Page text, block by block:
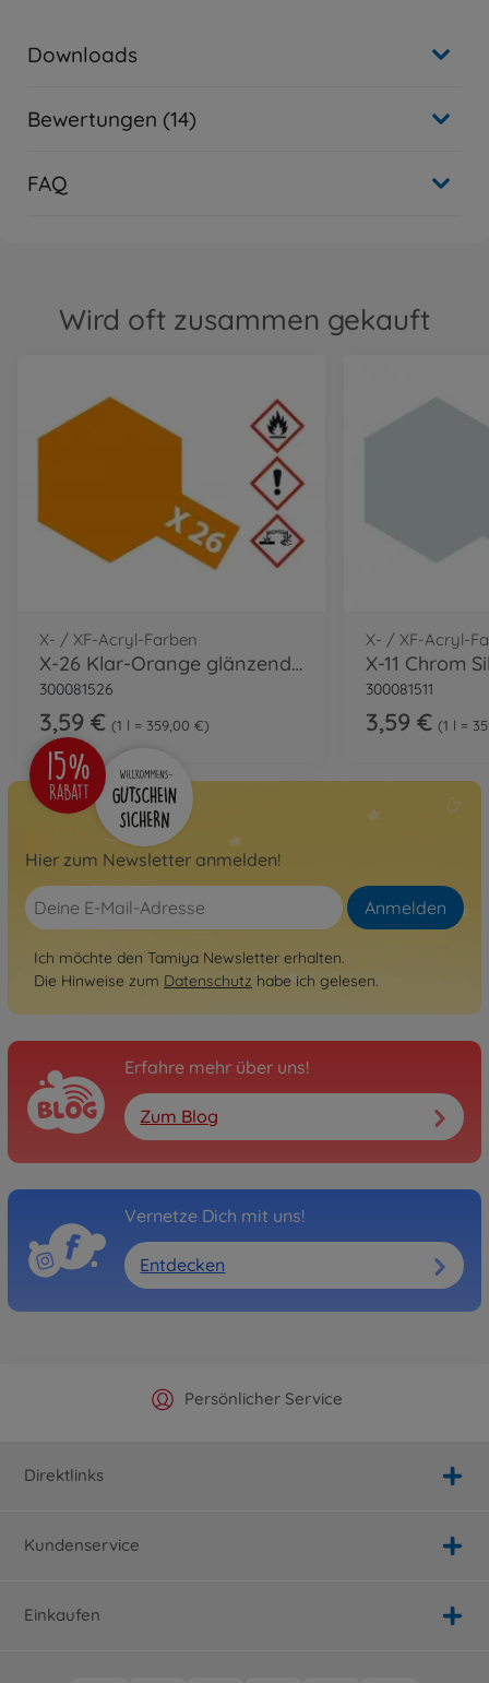
Downloads
Bewertungen (14)
FAQ
Wird oft zusammen gekauft
X- / XF-Acryl-Farben
X-26 Klar-Orange glänzend 10ml
300081526
3,59 € 1 l = 359,00 €
X- / XF-Acryl-
300081511
3,59 € 1 l =
Hier zum Newsletter anmelden!
Anmelden
Ich möchte den Tamiya Newsletter erhalten.
Die Hinweise zum Datenschutz habe ich gelesen.
Erfahre mehr über uns!
Zum Blog
Vernetze Dich mit uns!
Entdecken
Offizieller Hersteller Shop
Persönlicher Service
Versandkostenfrei ab 25€
Schnelle Lieferung
Direktlinks
Kundenservice
Einkaufen